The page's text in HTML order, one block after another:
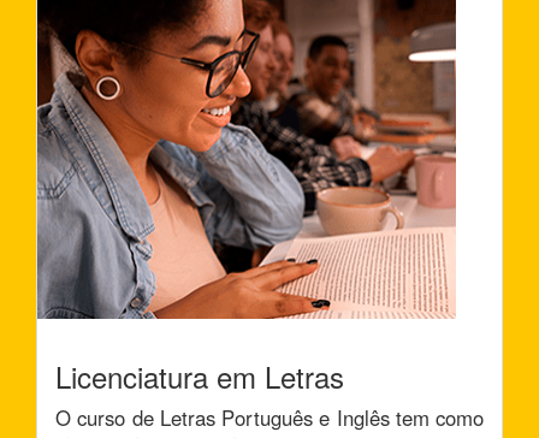
Licenciatura em Letras
O curso de Letras Português e Inglês tem como